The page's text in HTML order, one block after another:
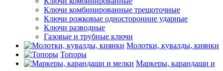
Ключи комбинированные трещоточные
Ключи рожковые односторонние ударные
Ключи разводные
Газовые и трубные ключи
Молотки, кувалды, киянки
Топоры
Маркеры, карандаши и